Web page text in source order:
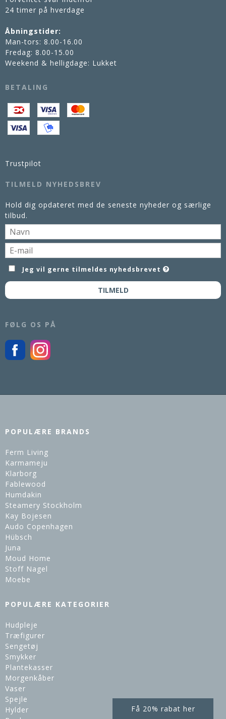
24 timer på hverdage
Åbningstider:
Man-tors: 8.00-16.00
Fredag: 8.00-15.00
Weekend & helligdage: Lukket
BETALING
Trustpilot
TILMELD NYHEDSBREV
Hold dig opdateret med de seneste nyheder og særlige
tilbud.
Jeg vil gerne tilmeldes nyhedsbrevet
TILMELD
FØLG OS PÅ
POPULÆRE BRANDS
Ferm Living
Karmameju
Klarborg
Fablewood
Humdakin
Steamery Stockholm
Kay Bojesen
Audo Copenhagen
Hübsch
Juna
Moud Home
Stoff Nagel
Moebe
POPULÆRE KATEGORIER
Hudpleje
Træfigurer
Sengetøj
Smykker
Plantekasser
Morgenkåber
Vaser
Spejle
Hylder
Få 20% rabat her